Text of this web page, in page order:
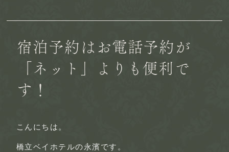
宿泊予約はお電話予約が
「ネット」よりも便利で
す！
こんにちは。
橋立ベイホテルの永濱です。